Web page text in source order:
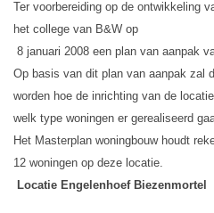
Ter voorbereiding op de ontwikkeling
het college van B&W op
8 januari 2008 een plan van aanpak
Op basis van dit plan van aanpak zal
worden hoe de inrichting van de
welk type woningen er gerealiseerd
Het Masterplan woningbouw houdt
12 woningen op deze locatie.
Locatie Engelenhoef Biezenmortel